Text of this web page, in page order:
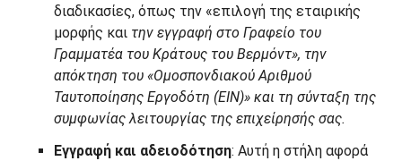
διαδικασίες, όπως την «επιλογή της εταιρικής
μορφής και την εγγραφή στο Γραφείο του
Γραμματέα του Κράτους του Βερμόντ», την
απόκτηση του «Ομοσπονδιακού Αριθμού
Ταυτοποίησης Εργοδότη (EIN)» και τη σύνταξη της
συμφωνίας λειτουργίας της επιχείρησής σας.
Εγγραφή και αδειοδότηση: Αυτή η στήλη αφορά